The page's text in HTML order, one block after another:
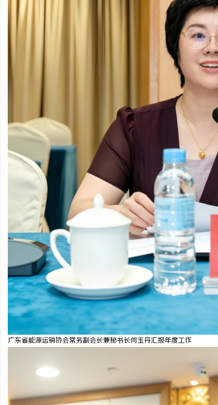
广东省能源运销协会常务副会长兼秘书长何玉丹汇报年度工作